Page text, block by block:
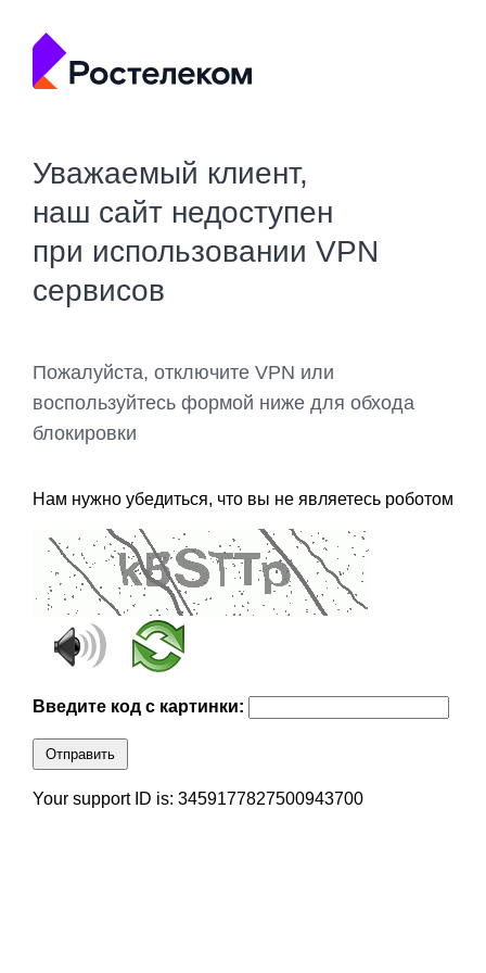
Уважаемый клиент,
наш сайт недоступен
при использовании VPN
сервисов
Пожалуйста, отключите VPN или
воспользуйтесь формой ниже для обхода
блокировки
Нам нужно убедиться, что вы не являетесь роботом
Введите код с картинки:
Отправить
Your support ID is: 3459177827500943700